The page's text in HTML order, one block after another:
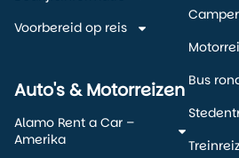
Voorbereid op reis
Auto's & Motorreizen
Alamo Rent a Car –
Amerika
Bus